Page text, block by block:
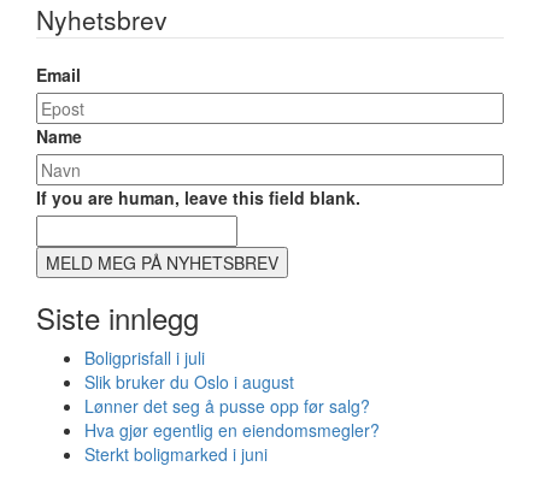
Nyhetsbrev
Email
Name
If you are human, leave this field blank.
MELD MEG PÅ NYHETSBREV
Siste innlegg
Boligprisfall i juli
Slik bruker du Oslo i august
Lønner det seg å pusse opp før salg?
Hva gjør egentlig en eiendomsmegler?
Sterkt boligmarked i juni